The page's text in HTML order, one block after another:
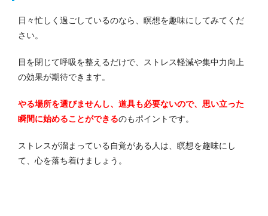
日々忙しく過ごしているのなら、瞑想を趣味にしてみてくだ
さい。
目を閉じて呼吸を整えるだけで、ストレス軽減や集中力向上
の効果が期待できます。
やる場所を選びませんし、道具も必要ないので、思い立った
瞬間に始めることができるのもポイントです。
ストレスが溜まっている自覚がある人は、瞑想を趣味にし
て、心を落ち着けましょう。